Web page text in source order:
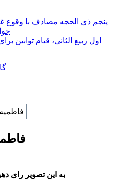
پنجم ذی الحجه مصادف با وقوع
اول ربیع الثانی، قیام
به این تصویر رای